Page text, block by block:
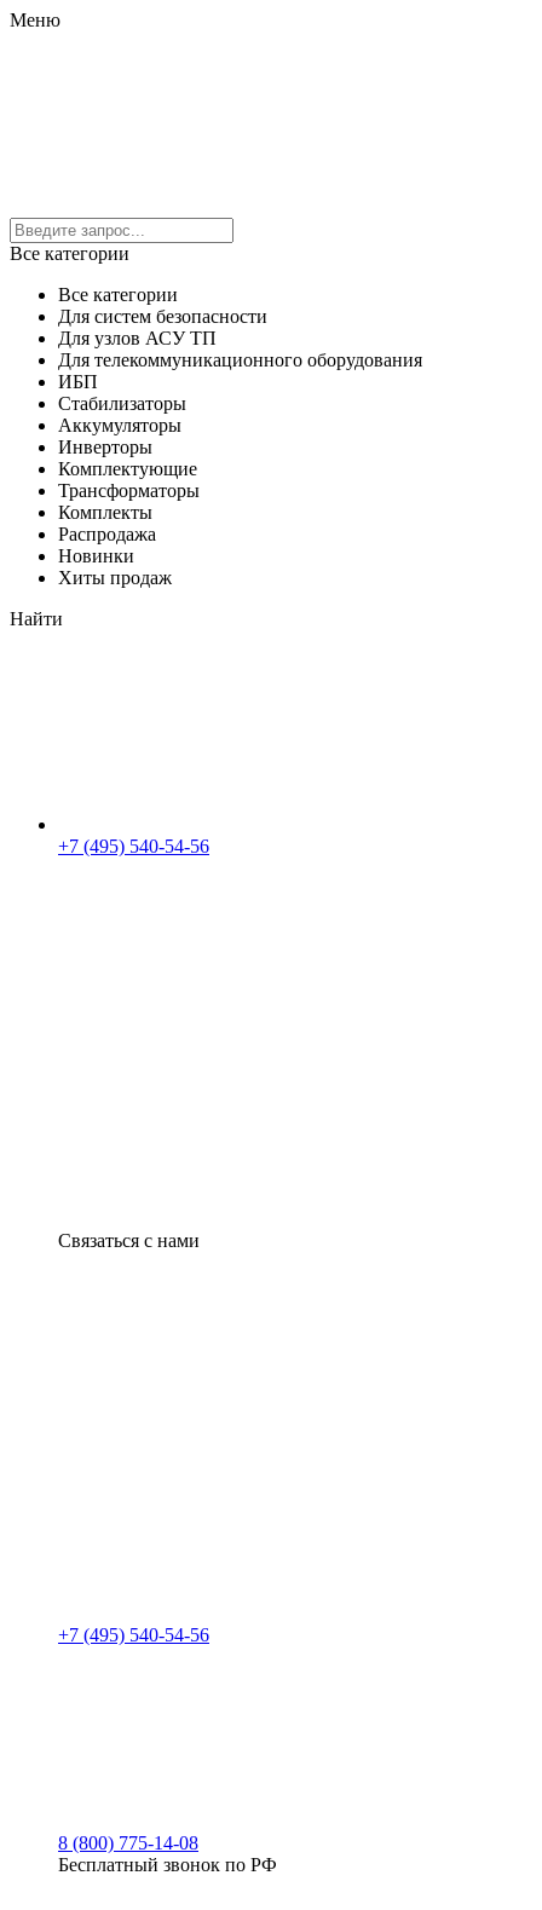
Меню
Все категории
Все категории
Для систем безопасности
Для узлов АСУ ТП
Для телекоммуникационного оборудования
ИБП
Стабилизаторы
Аккумуляторы
Инверторы
Комплектующие
Трансформаторы
Комплекты
Распродажа
Новинки
Хиты продаж
Найти
+7 (495) 540-54-56
Связаться с нами
+7 (495) 540-54-56
8 (800) 775-14-08
Бесплатный звонок по РФ